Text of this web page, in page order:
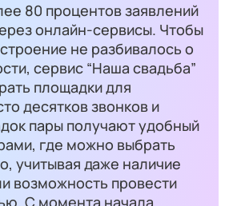
80 процентов заявлений
онлайн-сервисы. Чтобы
не разбивалось о
сервис “Наша свадьба”
площадки для
десятков звонков и
пары получают удобный
где можно выбрать
учитывая даже наличие
возможность провести
С момента начала